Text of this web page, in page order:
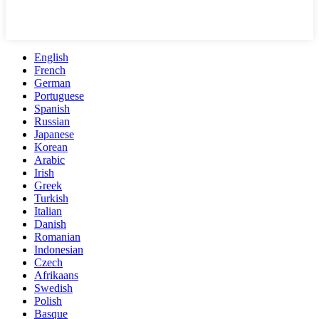
English
French
German
Portuguese
Spanish
Russian
Japanese
Korean
Arabic
Irish
Greek
Turkish
Italian
Danish
Romanian
Indonesian
Czech
Afrikaans
Swedish
Polish
Basque